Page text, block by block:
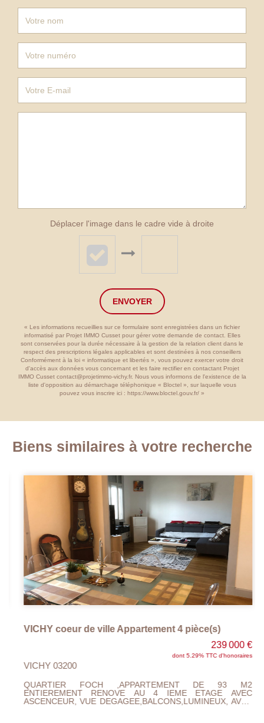
Déplacer l'image dans le cadre vide à droite
ENVOYER
« Les informations recueillies sur ce formulaire sont enregistrées dans un fichier
informatisé par Projet IMMO Cusset pour gérer votre demande de contact. Elles
sont conservées pour la durée nécessaire à la gestion de la relation client dans le
respect des prescriptions légales applicables et sont destinées à nos conseillers
Conformément à la loi « informatique et libertés », vous pouvez exercer votre droit
d'accès aux données vous concernant et les faire rectifier en contactant Projet
IMMO Cusset contact@projetimmo-vichy.fr. Nous vous informons de l'existence de la
liste d'opposition au démarchage téléphonique « Bloctel », sur laquelle vous
pouvez vous inscrire ici : https://www.bloctel.gouv.fr/ »
Biens similaires à votre recherche
VICHY coeur de ville Appartement 4 pièce(s)
239 000 €
dont 5.29% TTC d'honoraires
VICHY 03200
QUARTIER FOCH ,APPARTEMENT DE 93 M2
ENTIEREMENT RENOVE AU 4 IEME ETAGE AVEC
ASCENCEUR, VUE DEGAGEE,BALCONS,LUMINEUX, AVEC